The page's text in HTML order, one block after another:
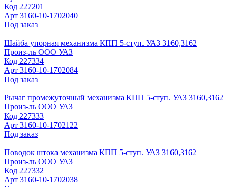
Код 227201
Арт 3160-10-1702040
Под заказ
Шайба упорная механизма КПП 5-ступ. УАЗ 3160,3162
Произ-ль ООО УАЗ
Код 227334
Арт 3160-10-1702084
Под заказ
Рычаг промежуточный механизма КПП 5-ступ. УАЗ 3160,3162
Произ-ль ООО УАЗ
Код 227333
Арт 3160-10-1702122
Под заказ
Поводок штока механизма КПП 5-ступ. УАЗ 3160,3162
Произ-ль ООО УАЗ
Код 227332
Арт 3160-10-1702038